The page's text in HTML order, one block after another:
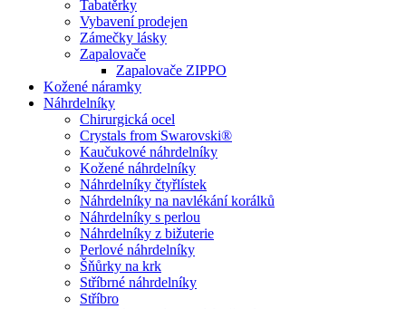
Tabatěrky
Vybavení prodejen
Zámečky lásky
Zapalovače
Zapalovače ZIPPO
Kožené náramky
Náhrdelníky
Chirurgická ocel
Crystals from Swarovski®
Kaučukové náhrdelníky
Kožené náhrdelníky
Náhrdelníky čtyřlístek
Náhrdelníky na navlékání korálků
Náhrdelníky s perlou
Náhrdelníky z bižuterie
Perlové náhrdelníky
Šňůrky na krk
Stříbrné náhrdelníky
Stříbro